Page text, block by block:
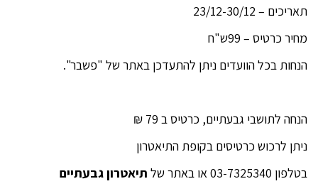
תאריכים – 23/12-30/12
מחיר כרטיס – 99ש"ח
הנחות בכל הוועדים ניתן להתעדכן באתר של "פשבר".
הנחה לתושבי גבעתיים, כרטיס ב 79 ₪
ניתן לרכוש כרטיסים בקופת התיאטרון
בטלפון 03-7325340 או באתר של
תיאטרון גבעתיים